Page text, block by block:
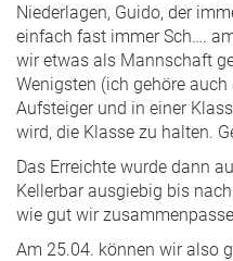
Niederlagen, Guido, der
einfach fast immer Sch….
wir etwas als Mannschaft
Wenigsten (ich gehöre
Aufsteiger und in einer
wird, die Klasse zu halten.
Das Erreichte wurde dann
Kellerbar ausgiebig bis
wie gut wir
Am 25.04. können wir also